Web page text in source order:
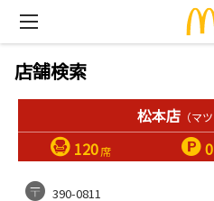
店舗検索
松本店 （マ
120 席 0
390-0811